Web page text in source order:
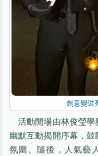
創意變裝
活動開場由林俊瑩
幽默互動揭開序幕，
氛圍。隨後，人氣藝